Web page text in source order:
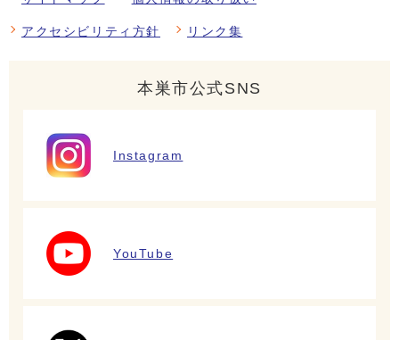
アクセシビリティ方針 リンク集
本巣市公式SNS
Instagram
YouTube